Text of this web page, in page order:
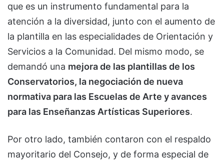
que es un instrumento fundamental para la
atención a la diversidad, junto con el aumento de
la plantilla en las especialidades de Orientación y
Servicios a la Comunidad. Del mismo modo, se
demandó una mejora de las plantillas de los
Conservatorios, la negociación de nueva
normativa para las Escuelas de Arte y avances
para las Enseñanzas Artísticas Superiores.
Por otro lado, también contaron con el respaldo
mayoritario del Consejo, y de forma especial de